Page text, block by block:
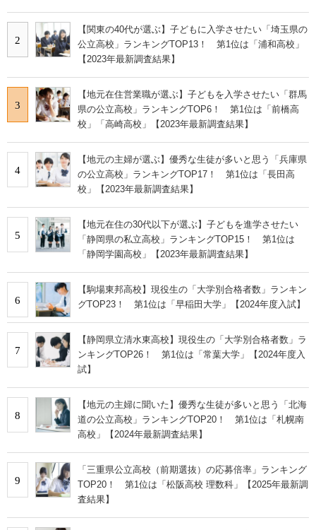
2
【関東の40代が選ぶ】子どもに入学させたい「埼玉県の
公立高校」ランキングTOP13！ 第1位は「浦和高校」
【2023年最新調査結果】
3
【地元在住営業職が選ぶ】子どもを入学させたい「群馬
県の公立高校」ランキングTOP6！ 第1位は「前橋高
校」「高崎高校」【2023年最新調査結果】
4
【地元の主婦が選ぶ】優秀な生徒が多いと思う「兵庫県
の公立高校」ランキングTOP17！ 第1位は「長田高
校」【2023年最新調査結果】
5
【地元在住の30代以下が選ぶ】子どもを進学させたい
「静岡県の私立高校」ランキングTOP15！ 第1位は
「静岡学園高校」【2023年最新調査結果】
6
【駒場東邦高校】現役生の「大学別合格者数」ランキン
グTOP23！ 第1位は「早稲田大学」【2024年度入試】
7
【静岡県立清水東高校】現役生の「大学別合格者数」ラ
ンキングTOP26！ 第1位は「常葉大学」【2024年度入
試】
8
【地元の主婦に聞いた】優秀な生徒が多いと思う「北海
道の公立高校」ランキングTOP20！ 第1位は「札幌南
高校」【2024年最新調査結果】
9
「三重県公立高校（前期選抜）の応募倍率」ランキング
TOP20！ 第1位は「松阪高校 理数科」【2025年最新調
査結果】